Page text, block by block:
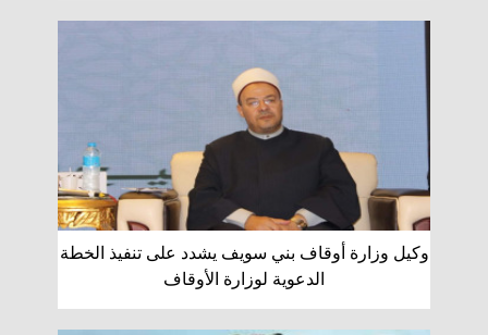
وكيل وزارة أوقاف بني سويف يشدد على تنفيذ الخطة
الدعوية لوزارة الأوقاف